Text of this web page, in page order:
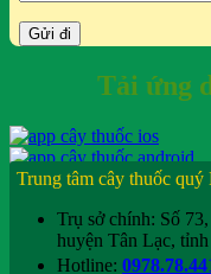
Tải ứng
Trung tâm cây thuốc quý
Trụ sở chính: Số
huyện Tân Lạc,
Hotline: